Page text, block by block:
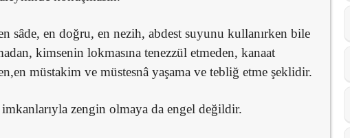
sâde, en doğru, en nezih, abdest suyunu kullanırken bile
kimsenin lokmasına tenezzül etmeden, kanaat
müstakim ve müstesnâ yaşama ve tebliğ etme şeklidir.
zengin olmaya da engel değildir.